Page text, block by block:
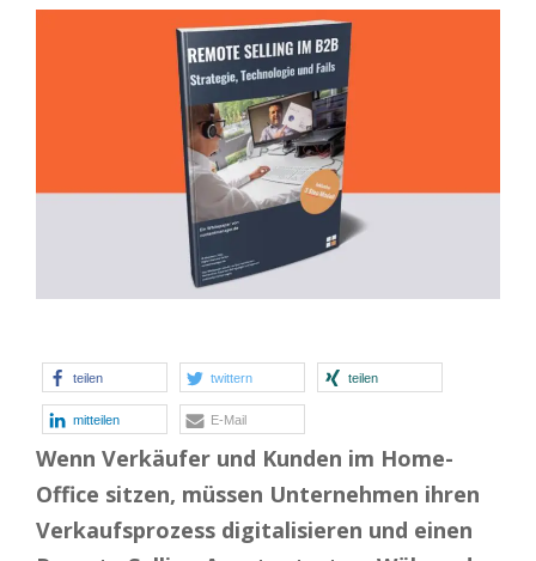
teilen twittern teilen
mitteilen E-Mail
Wenn Verkäufer und Kunden im Home-
Office sitzen, müssen Unternehmen ihren
Verkaufsprozess digitalisieren und einen